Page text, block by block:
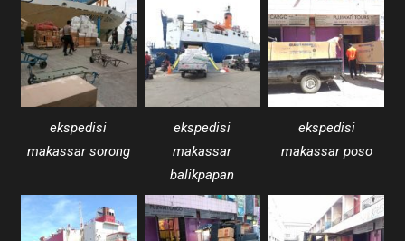
ekspedisi
makassar sorong
ekspedisi
makassar
balikpapan
ekspedisi
makassar poso